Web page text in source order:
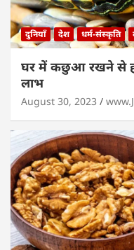
दुनियाँ देश धर्म-संस्कृति
घर में कछुआ रखने से
लाभ
August 30, 2023